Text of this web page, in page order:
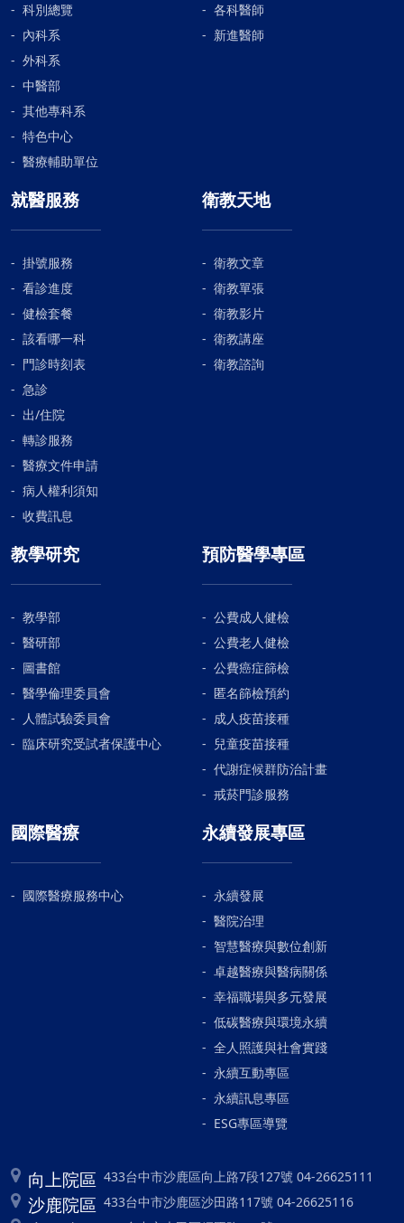
科別總覽
內科系
外科系
中醫部
其他專科系
特色中心
醫療輔助單位
各科醫師
新進醫師
就醫服務
掛號服務
看診進度
健檢套餐
該看哪一科
門診時刻表
急診
出/住院
轉診服務
醫療文件申請
病人權利須知
收費訊息
衛教天地
衛教文章
衛教單張
衛教影片
衛教講座
衛教諮詢
教學研究
教學部
醫研部
圖書館
醫學倫理委員會
人體試驗委員會
臨床研究受試者保護中心
預防醫學專區
公費成人健檢
公費老人健檢
公費癌症篩檢
匿名篩檢預約
成人疫苗接種
兒童疫苗接種
代謝症候群防治計畫
戒菸門診服務
國際醫療
國際醫療服務中心
永續發展專區
永續發展
醫院治理
智慧醫療與數位創新
卓越醫療與醫病關係
幸福職場與多元發展
低碳醫療與環境永續
全人照護與社會實踐
永續互動專區
永續訊息專區
ESG專區導覽
向上院區 433台中市沙鹿區向上路7段127號 04-26625111
沙鹿院區 433台中市沙鹿區沙田路117號 04-26625116